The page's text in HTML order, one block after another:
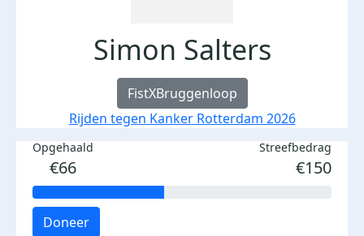
Simon Salters
FistXBruggenloop
Rijden tegen Kanker Rotterdam 2026
Opgehaald
€66
Streefbedrag
€150
Doneer